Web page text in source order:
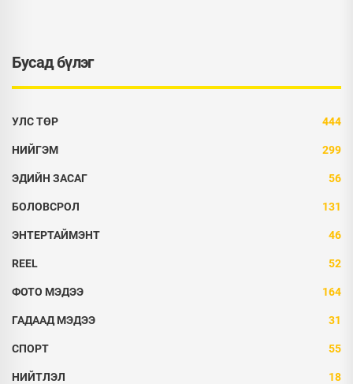
Бусад бүлэг
УЛС ТӨР 444
НИЙГЭМ 299
ЭДИЙН ЗАСАГ 56
БОЛОВСРОЛ 131
ЭНТЕРТАЙМЭНТ 46
REEL 52
ФОТО МЭДЭЭ 164
ГАДААД МЭДЭЭ 31
СПОРТ 55
НИЙТЛЭЛ 18